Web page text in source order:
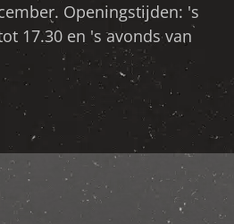
Openingstijden: 's
17.30 en 's avonds van